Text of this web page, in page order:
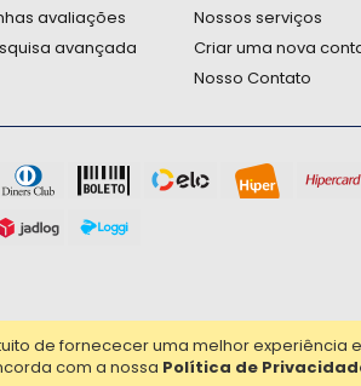
de fornececer uma melhor experiência
com a nossa Política de
avaliações
avançada
Nossos serviços
Criar uma nova
Nosso Contato